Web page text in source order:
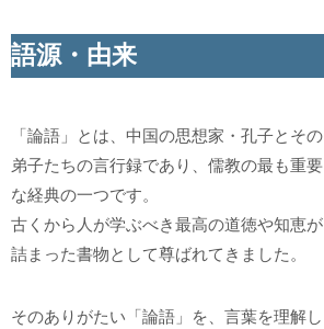
語源・由来
「論語」とは、中国の思想家・孔子とその
弟子たちの言行録であり、儒教の最も重要
な経典の一つです。
古くから人が学ぶべき最高の道徳や知恵が
詰まった書物として尊ばれてきました。
そのありがたい「論語」を、言葉を理解し